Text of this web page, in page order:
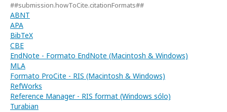
##submission.howToCite.citationFormats##
ABNT
APA
BibTeX
CBE
EndNote - Formato EndNote (Macintosh & Windows)
MLA
Formato ProCite - RIS (Macintosh & Windows)
RefWorks
Reference Manager - RIS format (Windows sólo)
Turabian